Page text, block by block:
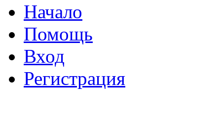
Начало
Помощь
Вход
Регистрация